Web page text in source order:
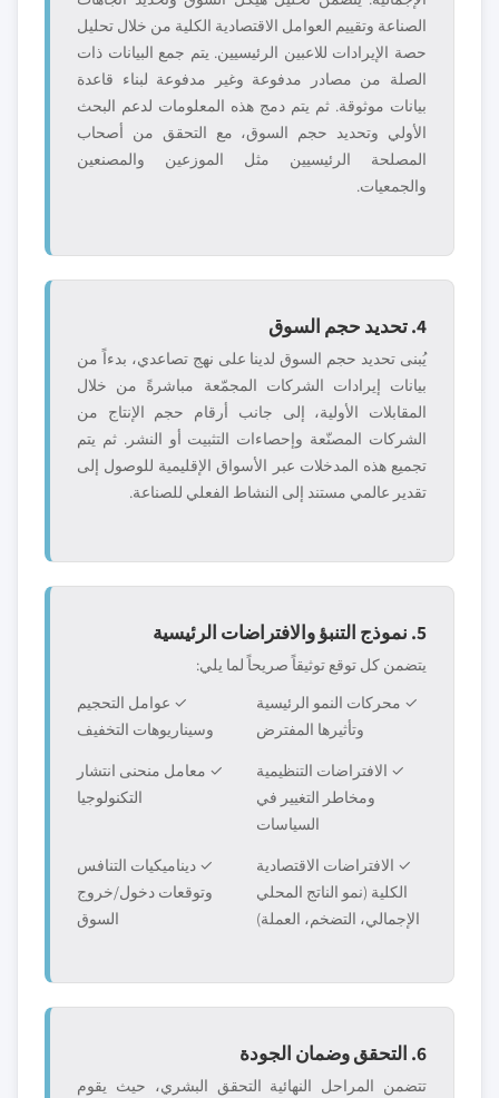
الصناعة وتقييم العوامل الاقتصادية الكلية من خلال تحليل
حصة الإيرادات للاعبين الرئيسيين. يتم جمع البيانات ذات
الصلة من مصادر مدفوعة وغير مدفوعة لبناء قاعدة
بيانات موثوقة. ثم يتم دمج هذه المعلومات لدعم البحث
الأولي وتحديد حجم السوق، مع التحقق من أصحاب
المصلحة الرئيسيين مثل الموزعين والمصنعين
والجمعيات.
4. تحديد حجم السوق
يُبنى تحديد حجم السوق لدينا على نهج تصاعدي، بدءاً من
بيانات إيرادات الشركات المجمّعة مباشرةً من خلال
المقابلات الأولية، إلى جانب أرقام حجم الإنتاج من
الشركات المصنّعة وإحصاءات التثبيت أو النشر. ثم يتم
تجميع هذه المدخلات عبر الأسواق الإقليمية للوصول إلى
تقدير عالمي مستند إلى النشاط الفعلي للصناعة.
5. نموذج التنبؤ والافتراضات الرئيسية
يتضمن كل توقع توثيقاً صريحاً لما يلي:
✓ محركات النمو الرئيسية
وتأثيرها المفترض
✓ عوامل التحجيم
وسيناريوهات التخفيف
✓ الافتراضات التنظيمية
ومخاطر التغيير في
السياسات
✓ معامل منحنى انتشار
التكنولوجيا
✓ الافتراضات الاقتصادية
الكلية (نمو الناتج المحلي
الإجمالي، التضخم، العملة)
✓ ديناميكيات التنافس
وتوقعات دخول/خروج
السوق
6. التحقق وضمان الجودة
تتضمن المراحل النهائية التحقق البشري، حيث يقوم